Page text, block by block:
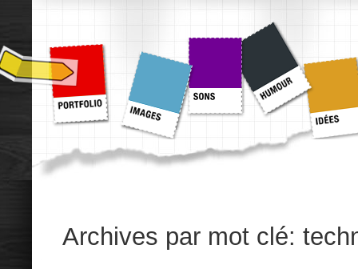
Archives par mot clé: